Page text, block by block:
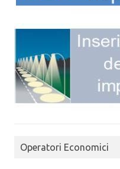
Operatori Economici